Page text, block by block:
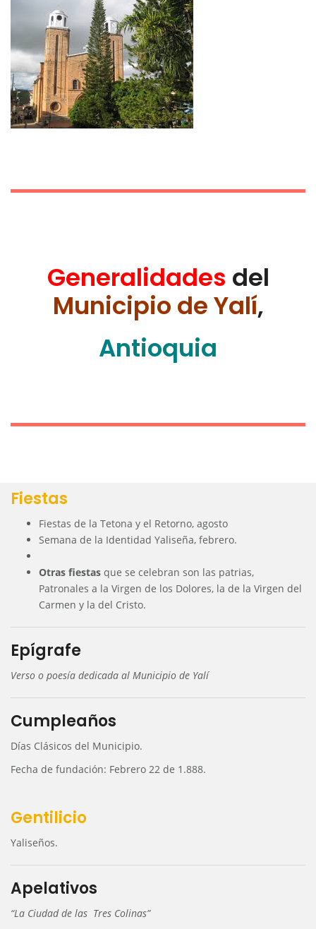
Generalidades del
Municipio de Yalí,
Antioquia
Fiestas
Fiestas de la Tetona y el Retorno, agosto
Semana de la Identidad Yaliseña, febrero.
Otras fiestas que se celebran son las patrias,
Patronales a la Virgen de los Dolores, la de la Virgen del
Carmen y la del Cristo.
Epígrafe
Verso o poesía dedicada al Municipio de Yalí
Cumpleaños
Días Clásicos del Municipio.
Fecha de fundación: Febrero 22 de 1.888.
Gentilicio
Yaliseños.
Apelativos
“La Ciudad de las Tres Colinas”